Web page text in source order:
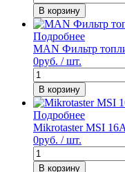
В корзину
Подробнее
MAN Фильтр
0руб. / шт.
В корзину
Подробнее
Mikrotaster MSI
0руб. / шт.
В корзину